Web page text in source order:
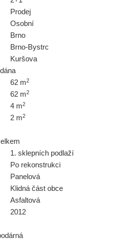
Prodej
Osobní
Brno
Brno-Bystrc
Kuršova
62 m2
62 m2
4 m2
2 m2
1. sklepních podlaží
Po rekonstrukci
Panelová
Klidná část obce
Asfaltová
2012